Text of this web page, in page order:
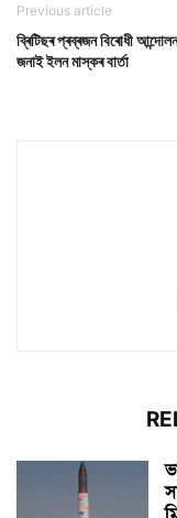
Previous article
ব্ৰিটিছৰ প্ৰব্ৰজন বিৰোধী
জনাই ইলন মাস্কৰ বাৰ্তা